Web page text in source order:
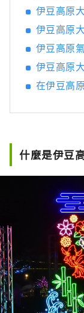
伊豆高原
伊豆高原
伊豆高原
伊豆高原
在伊豆高
什麼是伊豆